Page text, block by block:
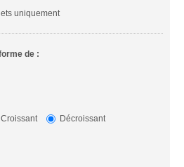
uniquement
de :
Croissant
Décroissant